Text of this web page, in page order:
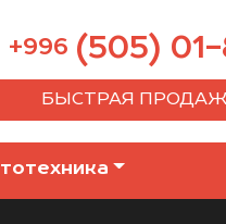
+996 (505) 01-
БЫСТРАЯ